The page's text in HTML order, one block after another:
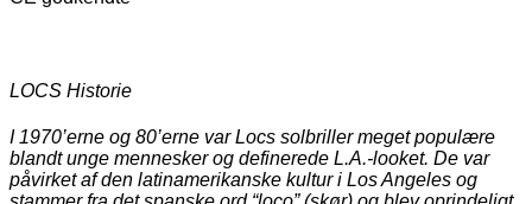
LOCS Historie
I 1970’erne og 80’erne var Locs solbriller meget populære
blandt unge mennesker og definerede L.A.-looket. De var
påvirket af den latinamerikanske kultur i Los Angeles og